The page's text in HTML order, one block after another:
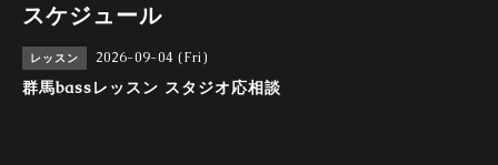
スケジュール
レッスン 2026-09-04 (Fri)
群馬bassレッスン スタジオ応相談